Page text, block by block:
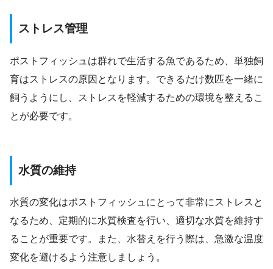
ストレス管理
ポストフィッシュは群れで生活する魚であるため、単独飼
育はストレスの原因となります。できるだけ数匹を一緒に
飼うようにし、ストレスを軽減するための環境を整えるこ
とが必要です。
水質の維持
水質の変化はポストフィッシュにとって非常にストレスと
なるため、定期的に水質検査を行い、適切な水質を維持す
ることが重要です。また、水替えを行う際は、急激な温度
変化を避けるよう注意しましょう。